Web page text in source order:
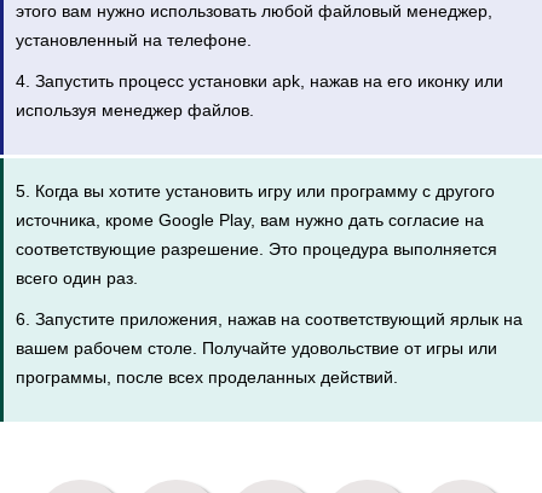
этого вам нужно использовать любой файловый менеджер,
установленный на телефоне.
4. Запустить процесс установки apk, нажав на его иконку или
используя менеджер файлов.
5. Когда вы хотите установить игру или программу с другого
источника, кроме Google Play, вам нужно дать согласие на
соответствующие разрешение. Это процедура выполняется
всего один раз.
6. Запустите приложения, нажав на соответствующий ярлык на
вашем рабочем столе. Получайте удовольствие от игры или
программы, после всех проделанных действий.